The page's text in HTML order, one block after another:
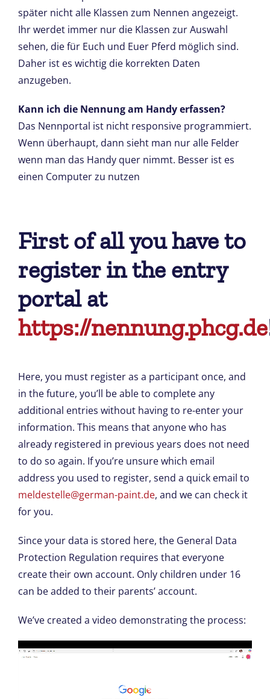
später nicht alle Klassen zum Nennen angezeigt.
Ihr werdet immer nur die Klassen zur Auswahl
sehen, die für Euch und Euer Pferd möglich sind.
Daher ist es wichtig die korrekten Daten
anzugeben.
Kann ich die Nennung am Handy erfassen?
Das Nennportal ist nicht responsive programmiert.
Wenn überhaupt, dann sieht man nur alle Felder
wenn man das Handy quer nimmt. Besser ist es
einen Computer zu nutzen
First of all you have to
register in the entry
portal at
https://nennung.phcg.de
Here, you must register as a participant once, and
in the future, you’ll be able to complete any
additional entries without having to re-enter your
information. This means that anyone who has
already registered in previous years does not need
to do so again. If you’re unsure which email
address you used to register, send a quick email to
meldestelle@german-paint.de, and we can check it
for you.
Since your data is stored here, the General Data
Protection Regulation requires that everyone
create their own account. Only children under 16
can be added to their parents’ account.
We’ve created a video demonstrating the process:
Video-